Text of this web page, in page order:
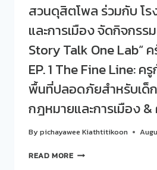
สวนดุสิตโพล ร่วมกับ โร
และการเมือง จัดกิจกรร
Story Talk One Lab“
EP. 1 The Fine Line: ค
พื้นที่ปลอดภัยสำหรับเด็ก
กฎหมายและการเมือง
Bypichayawee Kiathtitikoon
READ MOREสวน